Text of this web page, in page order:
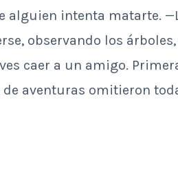
alguien intenta matarte.
observando los
caer a un amigo.
aventuras omitieron